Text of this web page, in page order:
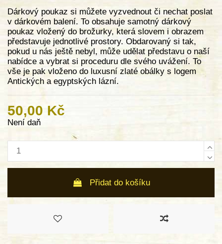
Dárkový poukaz si můžete vyzvednout či nechat poslat
v dárkovém balení. To obsahuje samotný dárkový
poukaz vložený do brožurky, která slovem i obrazem
představuje jednotlivé prostory. Obdarovaný si tak,
pokud u nás ještě nebyl, může udělat představu o naší
nabídce a vybrat si proceduru dle svého uvážení. To
vše je pak vloženo do luxusní zlaté obálky s logem
Antických a egyptských lázní.
50,00 Kč
Není daň
Přidat do košíku